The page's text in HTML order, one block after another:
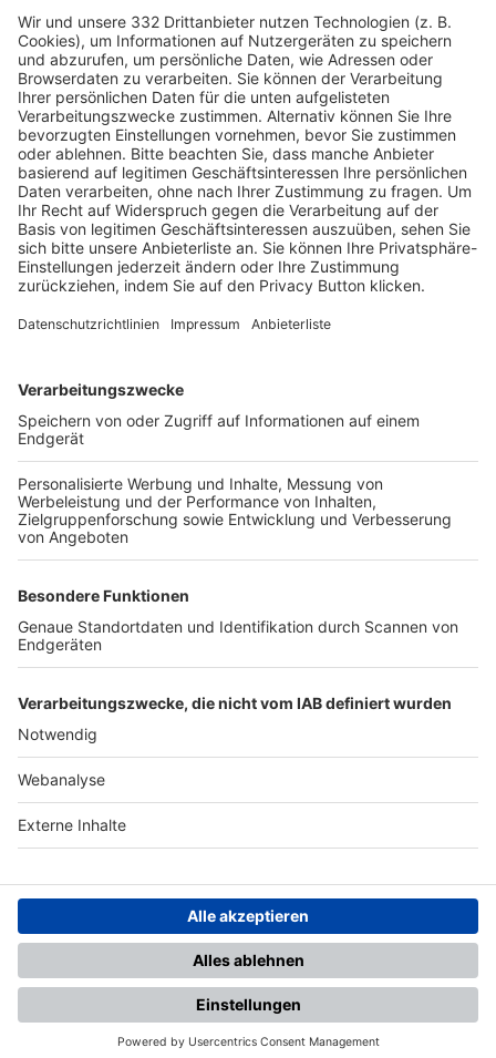
HÄUFIG BESUCHTE SEITEN
Pässe und Vereinswechsel
Trainerausbildung
Schulungsangebot Vereinsmitarbeiter
BFV-Geschäftsstellen
Trainerbörse
Login SpielPlus
FOLGE DEM BFV
TOP-VEREINE
TOP-PARTNER
Nutzungsbedingungen Datenschutz Impressum